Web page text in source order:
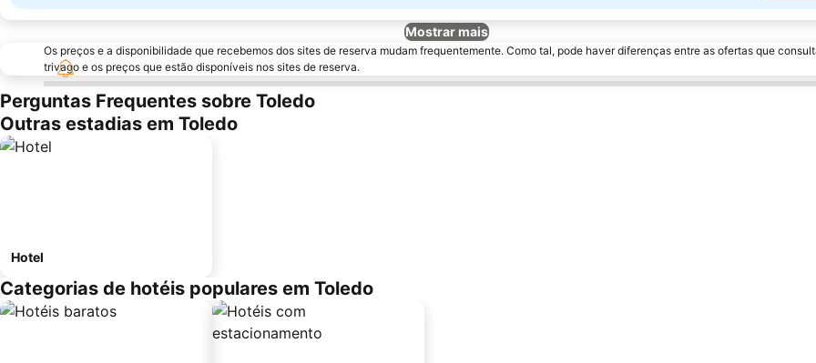
Mostrar mais
Os preços e a disponibilidade que recebemos dos sites de reserva mudam frequentemente. Como tal, pode haver diferenças entre as ofertas que
trivago e os preços que estão disponíveis nos sites de reserva.
Perguntas Frequentes sobre Toledo
Outras estadias em Toledo
Hotel
Categorias de hotéis populares em Toledo